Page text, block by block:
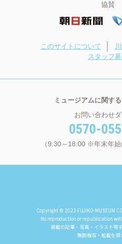
協賛
このサイトについて
スタッフ
ミュージアムに関す
お問い合わせ
0570-
（9:30～18:00 ※年末年始
Copyright © 2023 FUJIKO-MUSEUM
No reproduction or republication
掲載の記事・写真・イラスト等
無断複写・転載を禁